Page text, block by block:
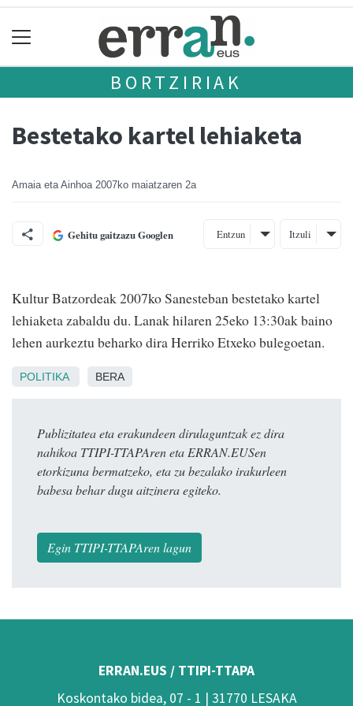
BORTZIRIAK
Bestetako kartel lehiaketa
Amaia eta Ainhoa 2007ko maiatzaren 2a
Gehitu gaitzazu Googlen Entzun Itzuli
Kultur Batzordeak 2007ko Sanesteban bestetako kartel
lehiaketa zabaldu du. Lanak hilaren 25eko 13:30ak baino
lehen aurkeztu beharko dira Herriko Etxeko bulegoetan.
POLITIKA BERA
Publizitatea eta erakundeen dirulaguntzak ez dira
nahikoa TTIPI-TTAPAren eta ERRAN.EUSen
etorkizuna bermatzeko, eta zu bezalako irakurleen
babesa behar dugu aitzinera egiteko.
Egin TTIPI-TTAPAren lagun
ERRAN.EUS / TTIPI-TTAPA
Koskontako bidea, 07 - 1 | 31770 LESAKA